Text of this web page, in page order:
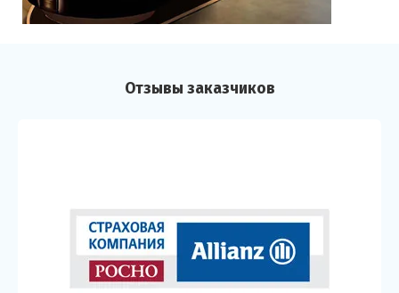
Отзывы заказчиков